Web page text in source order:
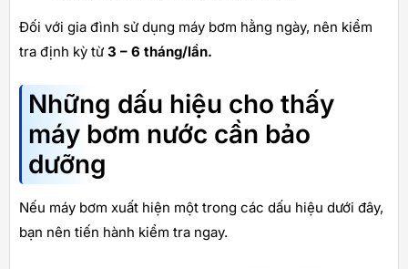
Đối với gia đình sử dụng máy bơm hằng ngày, nên kiểm
tra định kỳ từ 3 – 6 tháng/lần.
Những dấu hiệu cho thấy
máy bơm nước cần bảo
dưỡng
Nếu máy bơm xuất hiện một trong các dấu hiệu dưới đây,
bạn nên tiến hành kiểm tra ngay.